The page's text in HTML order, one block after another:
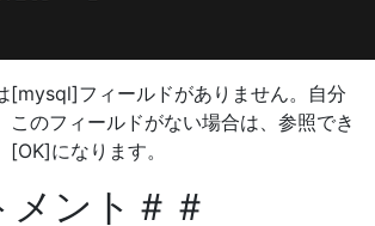
[mysql]フィールドがありません。自分
このフィールドがない場合は、参照でき
[OK]になります。
ント＃＃